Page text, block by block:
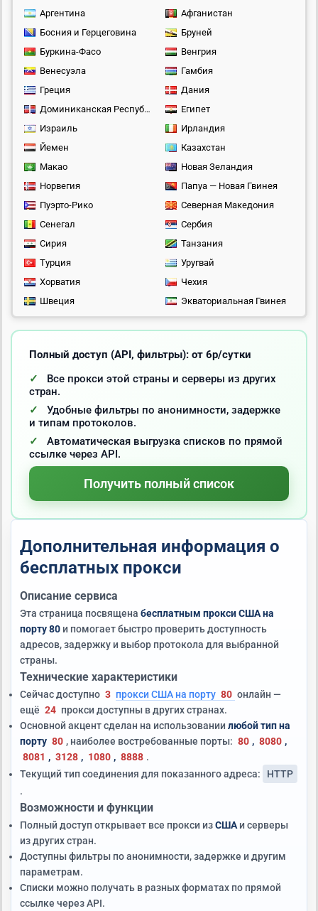
Аргентина
Афганистан
Босния и Герцеговина
Бруней
Буркина-Фасо
Венгрия
Венесуэла
Гамбия
Греция
Дания
Доминиканская Республика
Египет
Израиль
Ирландия
Йемен
Казахстан
Макао
Новая Зеландия
Норвегия
Папуа — Новая Гвинея
Пуэрто-Рико
Северная Македония
Сенегал
Сербия
Сирия
Танзания
Турция
Уругвай
Хорватия
Чехия
Швеция
Экваториальная Гвинея
Полный доступ (API, фильтры): от 6р/сутки
Все прокси этой страны и серверы из других
стран.
Удобные фильтры по анонимности, задержке
и типам протоколов.
Автоматическая выгрузка списков по прямой
ссылке через API.
Получить полный список
Дополнительная информация о
бесплатных прокси
Описание сервиса
Эта страница посвящена бесплатным прокси США на
порту 80 и помогает быстро проверить доступность
адресов, задержку и выбор протокола для выбранной
страны.
Технические характеристики
Сейчас доступно 3 прокси США на порту 80 онлайн —
ещё 24 прокси доступны в других странах.
Основной акцент сделан на использовании любой тип на
порту 80 , наиболее востребованные порты: 80 , 8080 ,
8081 , 3128 , 1080 , 8888 .
Текущий тип соединения для показанного адреса:
HTTP
.
Возможности и функции
Полный доступ открывает все прокси изСША и серверы
из других стран.
Доступны фильтры по анонимности, задержке и другим
параметрам.
Списки можно получать в разных форматах по прямой
ссылке через API.